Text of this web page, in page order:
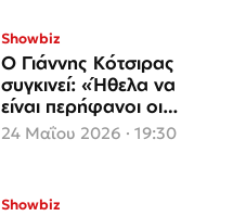
Showbiz
Ο Γιάννης Κότσιρας
συγκινεί: «Ήθελα να
είναι περήφανοι οι
γονείς μου»
24 Μαΐου 2026 · 19:30
Showbiz